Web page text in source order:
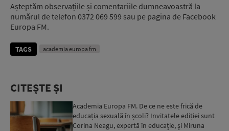
Așteptăm observațiile și comentariile dumneavoastră la
numărul de telefon 0372 069 599 sau pe pagina de Facebook
Europa FM.
TAGS academia europa fm
CITEȘTE ȘI
Academia Europa FM. De ce ne este frică de
educația sexuală în școli? Invitatele ediției sunt
Corina Neagu, expertă în educație, și Miruna